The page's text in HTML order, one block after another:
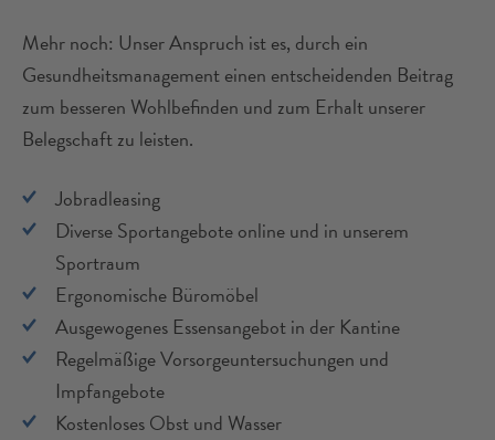
Mehr noch: Unser Anspruch ist es, durch ein
Gesundheitsmanagement einen entscheidenden Beitrag
zum besseren Wohlbefinden und zum Erhalt unserer
Belegschaft zu leisten.
Jobradleasing
Diverse Sportangebote online und in unserem
Sportraum
Ergonomische Büromöbel
Ausgewogenes Essensangebot in der Kantine
Regelmäßige Vorsorgeuntersuchungen und
Impfangebote
Kostenloses Obst und Wasser